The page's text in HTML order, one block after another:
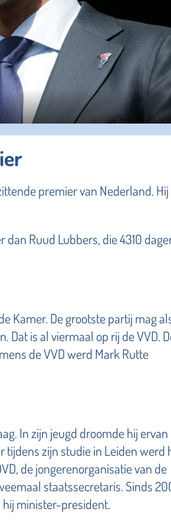
premier van Nederland. Hij
dan Ruud Lubbers, die 4310
Kamer. De grootste partij mag
Dat is al viermaal op rij de VVD.
de VVD werd Mark Rutte
In zijn jeugd droomde hij ervan
tijdens zijn studie in Leiden werd
de jongerenorganisatie van de
staatssecretaris. Sinds
hij minister-president.